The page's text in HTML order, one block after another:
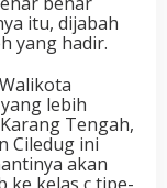
itu, dijabah
yang hadir.
lebih
Tengah,
Ciledug ini
akan